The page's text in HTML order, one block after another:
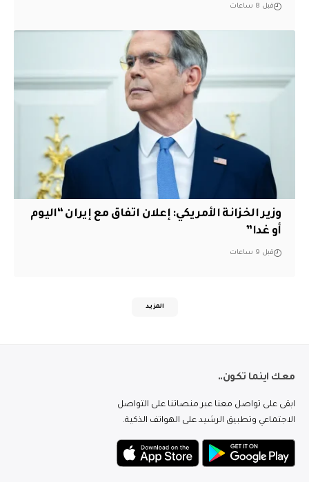
قبل 8 ساعات
وزير الخزانة الأمريكي: إعلان اتفاق مع إيران “اليوم
أو غدا”
قبل 9 ساعات
المزيد
معك اينما تكون..
ابقى على تواصل معنا عبر منصاتنا على التواصل
الاجتماعي وتطبيق الرشيد على الهواتف الذكية.